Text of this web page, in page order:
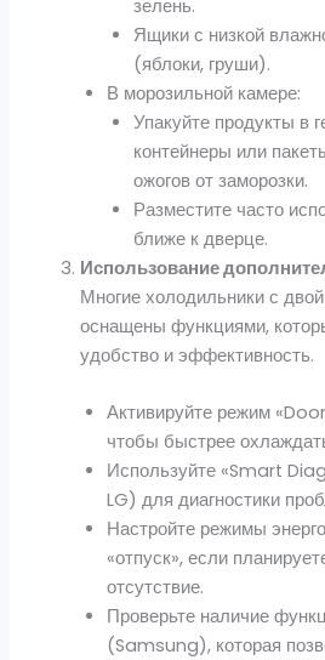
зелень.
Ящики с низкой
(яблоки, груши).
В морозильной камере:
Упакуйте продукты в
контейнеры или
ожогов от заморозки.
Разместите часто
ближе к дверце.
Использование
Многие холодильники с
оснащены функциями,
удобство и эффективность.
Активируйте режим
чтобы быстрее
Используйте «Smart
LG) для диагностики
Настройте режимы
«отпуск», если
отсутствие.
Проверьте наличие
(Samsung), которая